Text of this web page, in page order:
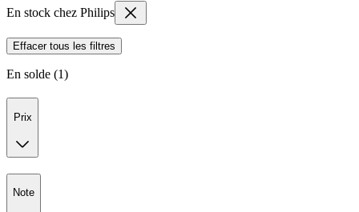
En stock chez Philips
Effacer tous les filtres
En solde (1)
Prix
Note